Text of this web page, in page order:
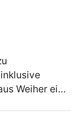
zwei…
Weiher ein